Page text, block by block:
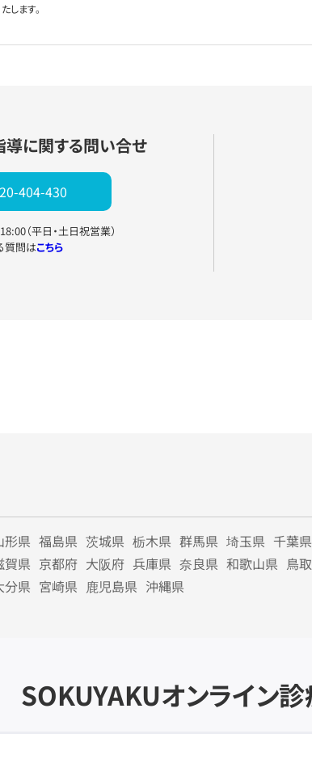
たします。
導に関する問い合せ
404-430
（平日・土日祝営業）
質問はこちら
形県 福島県 茨城県 栃木県 群馬県 埼玉県 千葉県
賀県 京都府 大阪府 兵庫県 奈良県 和歌山県 鳥
分県 宮崎県 鹿児島県 沖縄県
SOKUYAKUオンライン